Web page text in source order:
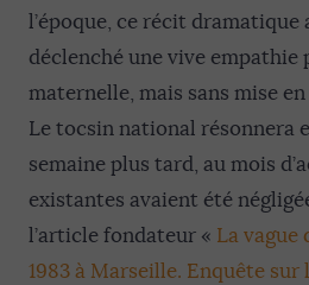
l’époque, ce récit dramatique
déclenché une vive empathie
maternelle, mais sans mise
Le tocsin national résonnera
semaine plus tard, au mois
existantes avaient été
l’article fondateur « La vague
1983 à Marseille. Enquête